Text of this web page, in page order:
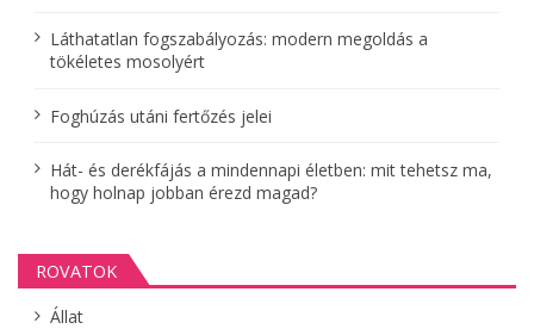
s Láthatatlan fogszabályozás: modern megoldás a
tökéletes mosolyért
Foghúzás utáni fertőzés jelei
Hát- és derékfájás a mindennapi életben: mit tehetsz ma,
hogy holnap jobban érezd magad?
ROVATOK
Állat